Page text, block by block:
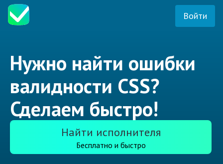
Войти
Нужно найти ошибки
валидности CSS?
Сделаем быстро!
Найти исполнителя
Бесплатно и быстро